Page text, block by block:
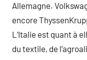
Allemagne.
encore
L’Italie est quant à
du textile, de